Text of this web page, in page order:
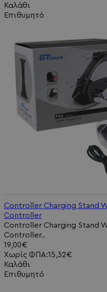
Καλάθι
Επιθυμητό
Controller Charging Stand
Controller
Controller Charging Stand
Controller..
19,00€
Χωρίς ΦΠΑ:15,32€
Καλάθι
Επιθυμητό